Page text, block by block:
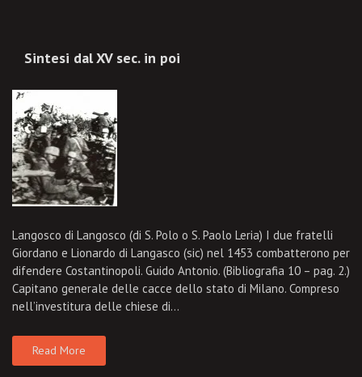
Sintesi dal XV sec. in poi
Langosco di Langosco (di S. Polo o S. Paolo Leria) I due fratelli
Giordano e Lionardo di Langasco (sic) nel 1453 combatterono per
difendere Costantinopoli. Guido Antonio. (Bibliografia 10 – pag. 2.)
Capitano generale delle cacce dello stato di Milano. Compreso
nell’investitura delle chiese di…
Read More